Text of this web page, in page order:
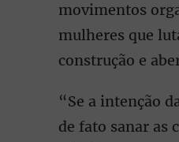
movimentos
mulheres que
construção e
“Se a intenção
de fato sanar as